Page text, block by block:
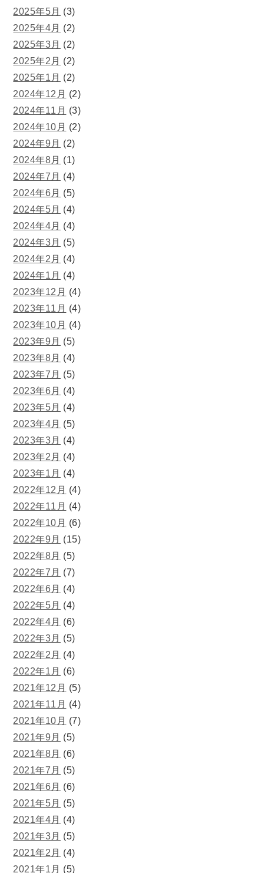
2025年5月 (3)
2025年4月 (2)
2025年3月 (2)
2025年2月 (2)
2025年1月 (2)
2024年12月 (2)
2024年11月 (3)
2024年10月 (2)
2024年9月 (2)
2024年8月 (1)
2024年7月 (4)
2024年6月 (5)
2024年5月 (4)
2024年4月 (4)
2024年3月 (5)
2024年2月 (4)
2024年1月 (4)
2023年12月 (4)
2023年11月 (4)
2023年10月 (4)
2023年9月 (5)
2023年8月 (4)
2023年7月 (5)
2023年6月 (4)
2023年5月 (4)
2023年4月 (5)
2023年3月 (4)
2023年2月 (4)
2023年1月 (4)
2022年12月 (4)
2022年11月 (4)
2022年10月 (6)
2022年9月 (15)
2022年8月 (5)
2022年7月 (7)
2022年6月 (4)
2022年5月 (4)
2022年4月 (6)
2022年3月 (5)
2022年2月 (4)
2022年1月 (6)
2021年12月 (5)
2021年11月 (4)
2021年10月 (7)
2021年9月 (5)
2021年8月 (6)
2021年7月 (5)
2021年6月 (6)
2021年5月 (5)
2021年4月 (4)
2021年3月 (5)
2021年2月 (4)
2021年1月 (5)